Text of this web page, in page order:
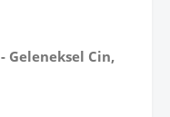
- Geleneksel Cin,